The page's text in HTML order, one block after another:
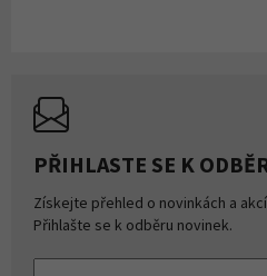
PŘIHLASTE SE K
Získejte přehled o novinkách a
Přihlašte se k odběru novinek.